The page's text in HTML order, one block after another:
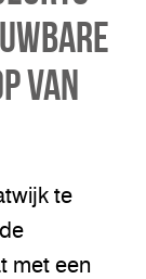
van
te
met een